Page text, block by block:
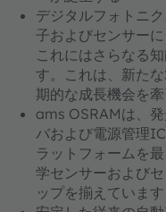
デジタルフォトニク
子およびセンサー
これにはさらなる
す。これは、 新た
期的な成長機会を
ams OSRAMは、
バおよび電源管理
ラットフォームを最
学センサーおよび
ップを揃えています